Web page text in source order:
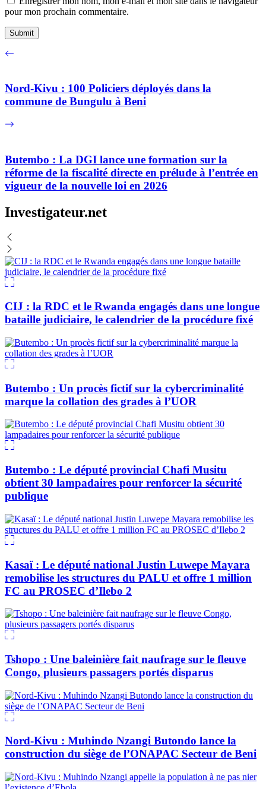
pour mon prochain commentaire.
Nord-Kivu : 100 Policiers déployés dans la
commune de Bungulu à Beni
Butembo : La DGI lance une formation sur la
réforme de la fiscalité directe en prélude à l’entrée en
vigueur de la nouvelle loi en 2026
Investigateur.net
CIJ : la RDC et le Rwanda engagés dans une longue
bataille judiciaire, le calendrier de la procédure fixé
Butembo : Un procès fictif sur la cybercriminalité
marque la collation des grades à l’UOR
Butembo : Le député provincial Chafi Musitu
obtient 30 lampadaires pour renforcer la sécurité
publique
Kasaï : Le député national Justin Luwepe Mayara
remobilise les structures du PALU et offre 1 million
FC au PROSEC d’Ilebo 2
Tshopo : Une baleinière fait naufrage sur le fleuve
Congo, plusieurs passagers portés disparus
Nord-Kivu : Muhindo Nzangi Butondo lance la
construction du siège de l’ONAPAC Secteur de Beni